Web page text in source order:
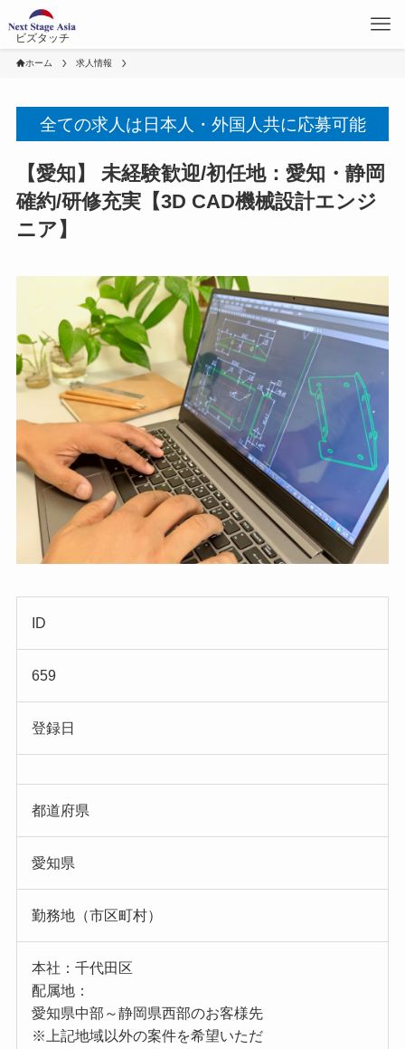
ビズタッチ
ホーム 求人情報
全ての求人は日本人・外国人共に応募可能
【愛知】 未経験歓迎/初任地：愛知・静岡
確約/研修充実【3D CAD機械設計エンジ
ニア】
ID
659
登録日
都道府県
愛知県
勤務地（市区町村）
本社：千代田区
配属地：
愛知県中部～静岡県西部のお客様先
※上記地域以外の案件を希望いただ